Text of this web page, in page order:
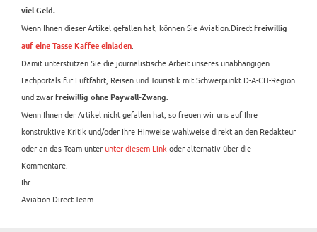
viel Geld.
Wenn Ihnen dieser Artikel gefallen hat, können Sie Aviation.Direct freiwillig
auf eine Tasse Kaffee einladen
Damit unterstützen Sie die journalistische Arbeit unseres unabhängigen
Fachportals für Luftfahrt, Reisen und Touristik mit Schwerpunkt D-A-CH-Region
und zwar freiwillig ohne Paywall-Zwang.
Wenn Ihnen der Artikel nicht gefallen hat, so freuen wir uns auf Ihre
konstruktive Kritik und/oder Ihre Hinweise wahlweise direkt an den Redakteur
oder an das Team unterunter diesem Link oder alternativ über die
Kommentare.
Ihr
Aviation.Direct-Team